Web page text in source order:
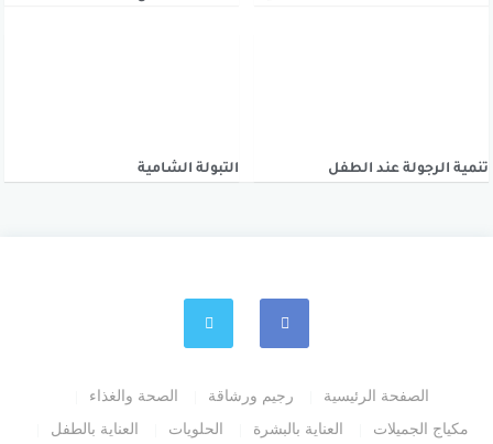
تنمية الرجولة عند الطفل التبولة الشامية
الصفحة الرئيسية رجيم ورشاقة
الصحة والغذاء
مكياج الجميلات
العناية بالبشرة الحلويات
العناية بالطفل